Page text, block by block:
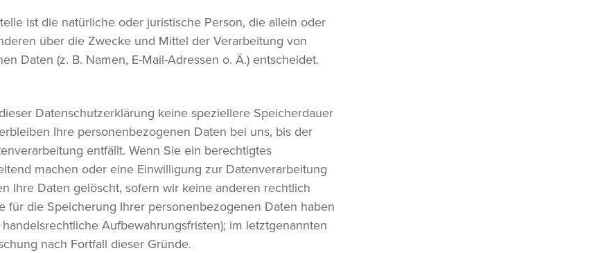
ist die natürliche oder juristische Person, die allein oder
über die Zwecke und Mittel der Verarbeitung von
Daten (z. B. Namen, E-Mail-Adressen o. Ä.) entscheidet.
Datenschutzerklärung keine speziellere Speicherdauer
Ihre personenbezogenen Daten bei uns, bis der
entfällt. Wenn Sie ein berechtigtes
machen oder eine Einwilligung zur Datenverarbeitung
Ihre Daten gelöscht, sofern wir keine anderen rechtlich
für die Speicherung Ihrer personenbezogenen Daten haben
Aufbewahrungsfristen); im letztgenannten
nach Fortfall dieser Gründe.